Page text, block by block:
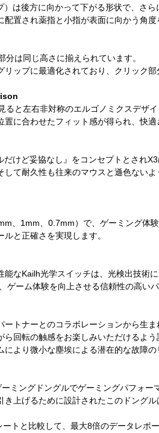
は後方に向かって下がる形状で、さら
配置され薬指と小指が表面に向かう角
は同じ高さに揃えられています。
リップに最適化されており、クリック
と左右非対称のエルゴノミクスデザイ
に合わせたフィット感が得られ、快適
けど妥協なし』をコンセプトとされX3
して耐久性も往来のマウスと遜色ない
、1mm、0.7mm）で、ゲーミング体
と正確さを実現します。
なKailh光学スイッチは、光検出技術
ゲーム体験を向上させる信頼性の高い
トナーとのコラボレーションから生ま
回転の触感をお楽しみいただけるよう
により微小な塵埃による潜在的な故障
ミングドングルでゲーミングパフォー
き上げるために設計されたこのドング
トと比較して、最大8倍のデータレポ